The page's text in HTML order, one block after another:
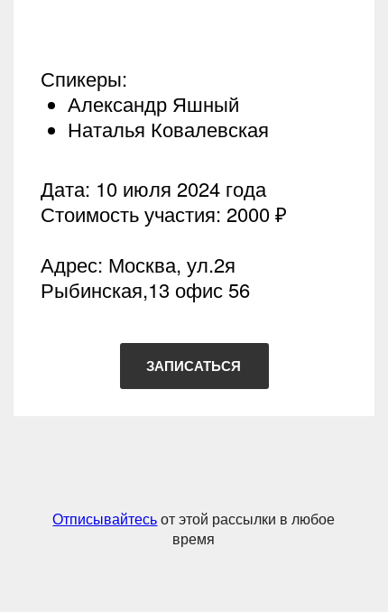
Спикеры:
Александр Яшный
Наталья Ковалевская
Дата: 10 июля 2024 года
Стоимость участия: 2000 ₽
Адрес: Москва, ул.2я
Рыбинская,13 офис 56
ЗАПИСАТЬСЯ
Отписывайтесьот этой рассылки в любое
время